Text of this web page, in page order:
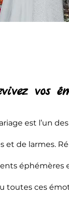
vos
est l’un
et de larmes.
éphémères
toutes ces